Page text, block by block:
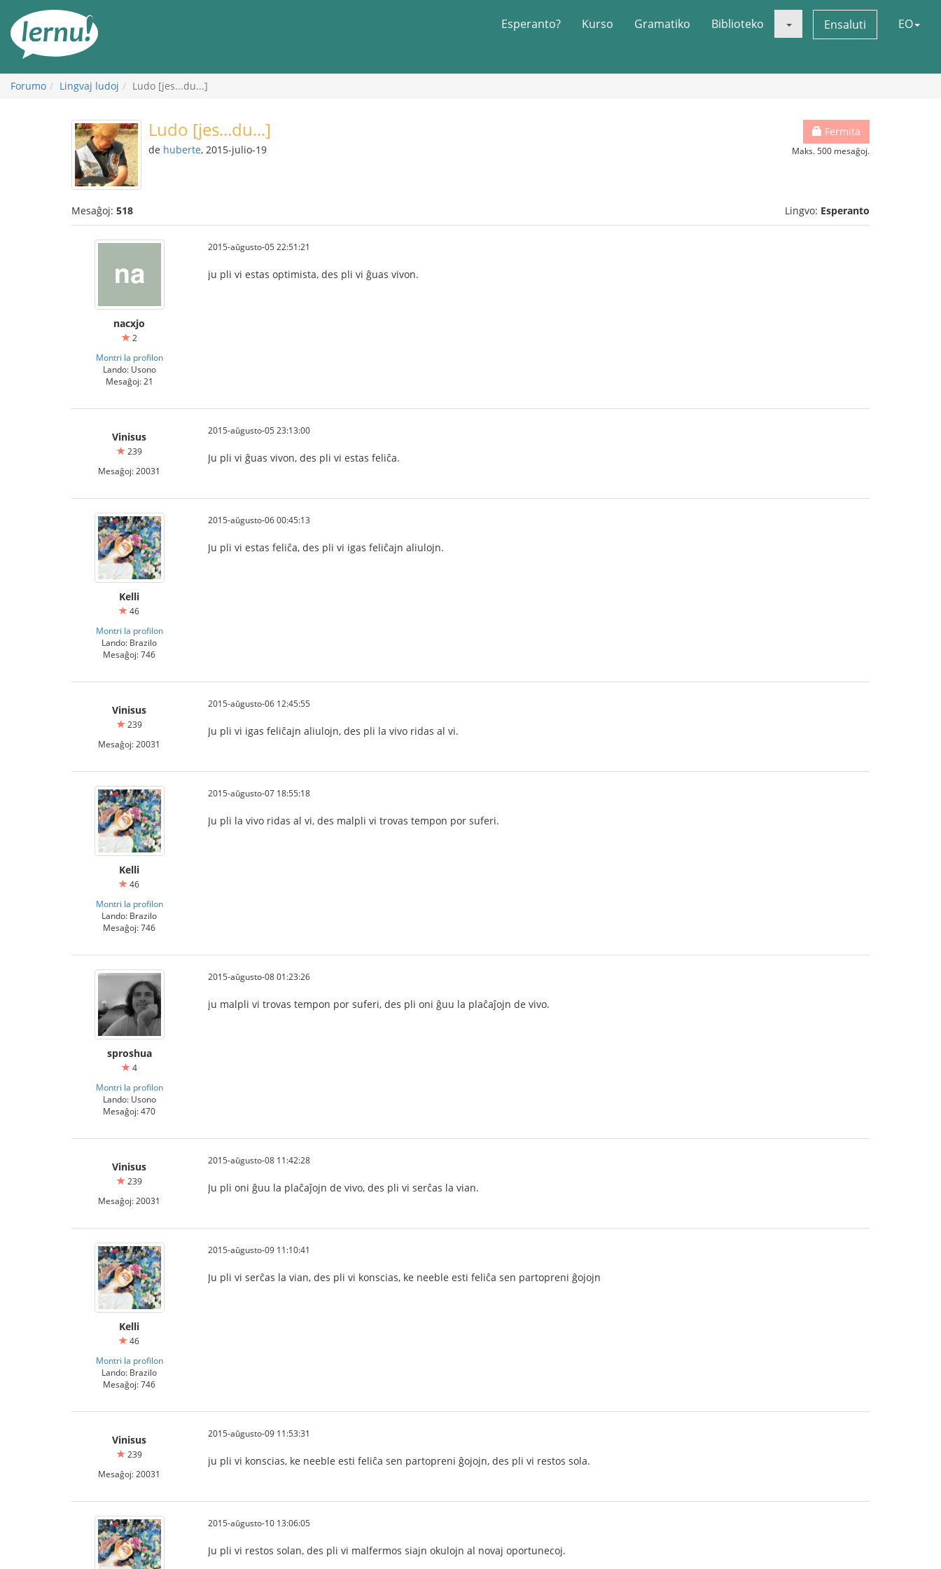
enhavo
Esperanto? Kurso Gramatiko Biblioteko Ensaluti EO
Forumo Lingvaj ludoj Ludo [jes...du...]
Fermita
Maks. 500 mesaĝoj.
Ludo [jes...du...]
de huberte, 2015-julio-19
Mesaĝoj: 518 Lingvo: Esperanto
nacxjo
2
Montri la profilon
Lando: Usono
Mesaĝoj: 21
2015-aŭgusto-05 22:51:21
ju pli vi estas optimista, des pli vi ĝuas vivon.
Vinisus
239
Mesaĝoj: 20031
2015-aŭgusto-05 23:13:00
Ju pli vi ĝuas vivon, des pli vi estas feliĉa.
Kelli
46
Montri la profilon
Lando: Brazilo
Mesaĝoj: 746
2015-aŭgusto-06 00:45:13
Ju pli vi estas feliĉa, des pli vi igas feliĉajn aliulojn.
Vinisus
239
Mesaĝoj: 20031
2015-aŭgusto-06 12:45:55
Ju pli vi igas feliĉajn aliulojn, des pli la vivo ridas al vi.
Kelli
46
Montri la profilon
Lando: Brazilo
Mesaĝoj: 746
2015-aŭgusto-07 18:55:18
Ju pli la vivo ridas al vi, des malpli vi trovas tempon por suferi.
sproshua
4
Montri la profilon
Lando: Usono
Mesaĝoj: 470
2015-aŭgusto-08 01:23:26
ju malpli vi trovas tempon por suferi, des pli oni ĝuu la plaĉaĵojn de vivo.
Vinisus
239
Mesaĝoj: 20031
2015-aŭgusto-08 11:42:28
Ju pli oni ĝuu la plaĉaĵojn de vivo, des pli vi serĉas la vian.
Kelli
46
Montri la profilon
Lando: Brazilo
Mesaĝoj: 746
2015-aŭgusto-09 11:10:41
Ju pli vi serĉas la vian, des pli vi konscias, ke neeble esti feliĉa sen partopreni ĝojojn
Vinisus
239
Mesaĝoj: 20031
2015-aŭgusto-09 11:53:31
ju pli vi konscias, ke neeble esti feliĉa sen partopreni ĝojojn, des pli vi restos sola.
2015-aŭgusto-10 13:06:05
Ju pli vi restos solan, des pli vi malfermos siajn okulojn al novaj oportunecoj.